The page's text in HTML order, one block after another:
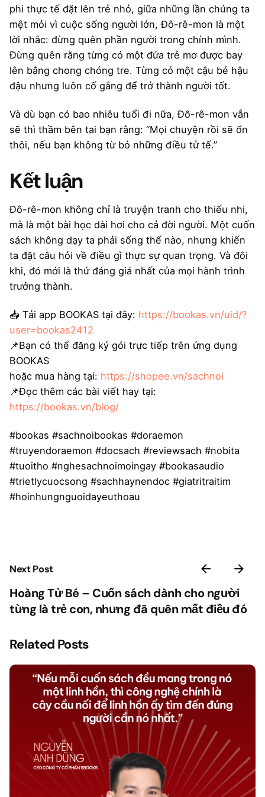
phi thực tế đặt lên trẻ nhỏ, giữa những lần chúng ta
mệt mỏi vì cuộc sống người lớn, Đô-rê-mon là một
lời nhắc: đừng quên phần người trong chính mình.
Đừng quên rằng từng có một đứa trẻ mơ được bay
lên bằng chong chóng tre. Từng có một cậu bé hậu
đậu nhưng luôn cố gắng để trở thành người tốt.
Và dù bạn có bao nhiêu tuổi đi nữa, Đô-rê-mon vẫn
sẽ thì thầm bên tai bạn rằng: “Mọi chuyện rồi sẽ ổn
thôi, nếu bạn không từ bỏ những điều tử tế.”
Kết luận
Đô-rê-mon không chỉ là truyện tranh cho thiếu nhi,
mà là một bài học dài hơi cho cả đời người. Một cuốn
sách không dạy ta phải sống thế nào, nhưng khiến
ta đặt câu hỏi về điều gì thực sự quan trọng. Và đôi
khi, đó mới là thứ đáng giá nhất của mọi hành trình
trưởng thành.
📥 Tải app BOOKAS tại đây: https://bookas.vn/uid/?
user=bookas2412
📌Bạn có thể đăng ký gói trực tiếp trên ứng dụng
BOOKAS
hoặc mua hàng tại: https://shopee.vn/sachnoi
📌Đọc thêm các bài viết hay tại:
https://bookas.vn/blog/
#bookas #sachnoibookas #doraemon
#truyendoraemon #docsach #reviewsach #nobita
#tuoitho #nghesachnoimoingay #bookasaudio
#trietlycuocsong #sachhaynendoc #giatritraitim
#hoinhungnguoidayeuthoau
Next Post
Hoàng Tử Bé – Cuốn sách dành cho người
từng là trẻ con, nhưng đã quên mất điều đó
Related Posts